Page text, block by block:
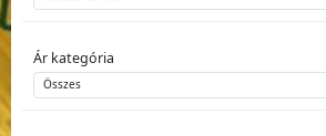
Ár kategória